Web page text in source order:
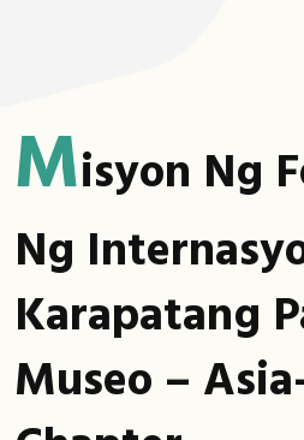
MIsyon Ng
Ng
Karapatang
Museo –